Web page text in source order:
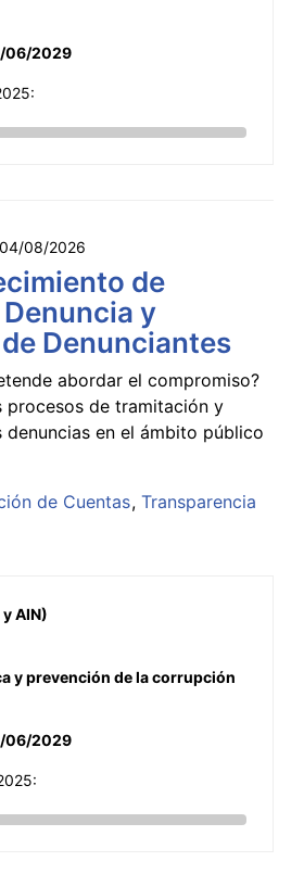
06/2029
04/08/2026
de
y
Denunciantes
abordar el compromiso?
procesos de tramitación y
denuncias en el ámbito público
de Cuentas Transparencia
y AIN)
y prevención de la corrupción
06/2029